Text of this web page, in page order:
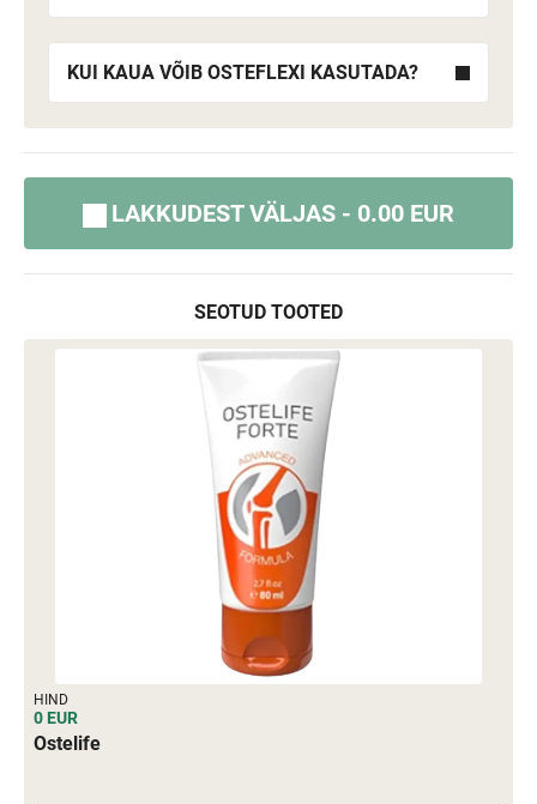
KUI KAUA VÕIB OSTEFLEXI KASUTADA?
LAKKUDEST VÄLJAS - 0.00 EUR
SEOTUD TOOTED
HIND
0 EUR
Ostelife